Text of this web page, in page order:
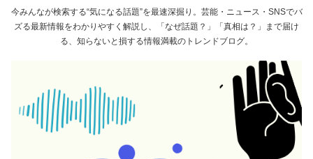
今みんなが検索する“気になる話題”を最速深掘り。芸能・ニュース・SNSでバ
ズる最新情報をわかりやすく解説し、「なぜ話題？」「真相は？」まで届け
る、知らないと損する情報満載のトレンドブログ。